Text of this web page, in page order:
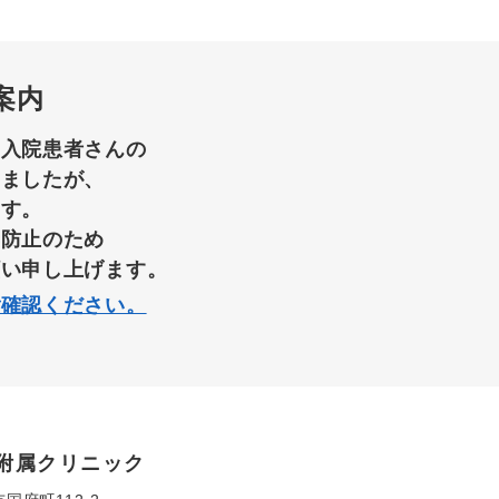
内
院患者さんの
したが、
。
止のため
申し上げます。
認ください。
属クリニック